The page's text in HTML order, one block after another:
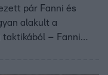
pár Fanni és
alakult a
taktikából – Fanni